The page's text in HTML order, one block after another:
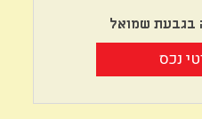
בגבעת שמואל
נכס